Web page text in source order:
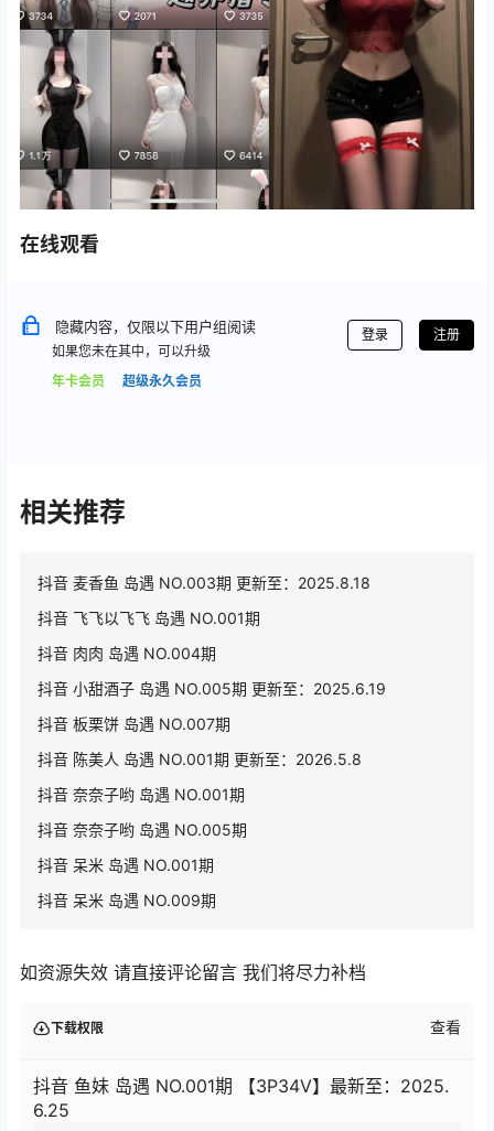
在线观看
隐藏内容，仅限以下用户组阅读
如果您未在其中，可以升级
年卡会员
超级永久会员
登录 注册
相关推荐
抖音 麦香鱼 岛遇 NO.003期 更新至：2025.8.18
抖音 飞飞以飞飞 岛遇 NO.001期
抖音 肉肉 岛遇 NO.004期
抖音 小甜酒子 岛遇 NO.005期 更新至：2025.6.19
抖音 板栗饼 岛遇 NO.007期
抖音 陈美人 岛遇 NO.001期 更新至：2026.5.8
抖音 奈奈子哟 岛遇 NO.001期
抖音 奈奈子哟 岛遇 NO.005期
抖音 呆米 岛遇 NO.001期
抖音 呆米 岛遇 NO.009期
如资源失效 请直接评论留言 我们将尽力补档
下载权限 查看
抖音 鱼妹 岛遇 NO.001期 【3P34V】最新至：2025.
6.25